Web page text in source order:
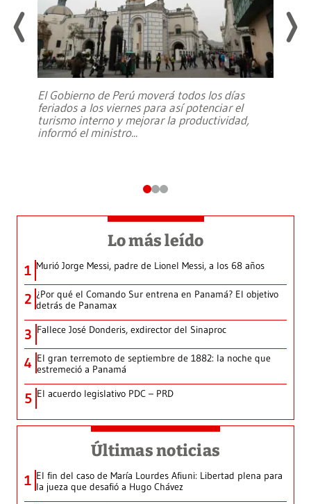
El Gobierno de Perú moverá todos los días
feriados a los viernes para así potenciar el
turismo interno y mejorar la productividad,
informó el ministro...
Lo más leído
1 Murió Jorge Messi, padre de Lionel Messi, a los 68 años
2 ¿Por qué el Comando Sur entrena en Panamá? El objetivo
detrás de Panamax
3 Fallece José Donderis, exdirector del Sinaproc
4 El gran terremoto de septiembre de 1882: la noche que
estremeció a Panamá
5 El acuerdo legislativo PDC – PRD
Últimas noticias
1 El fin del caso de María Lourdes Afiuni: Libertad plena para
la jueza que desafió a Hugo Chávez